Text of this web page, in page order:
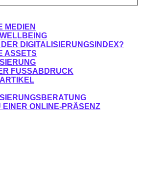
MEDIEN
DIGITALISIERUNGSINDEX?
ASSETS
FUSSABDRUCK
ONLINE-PRÄSENZ